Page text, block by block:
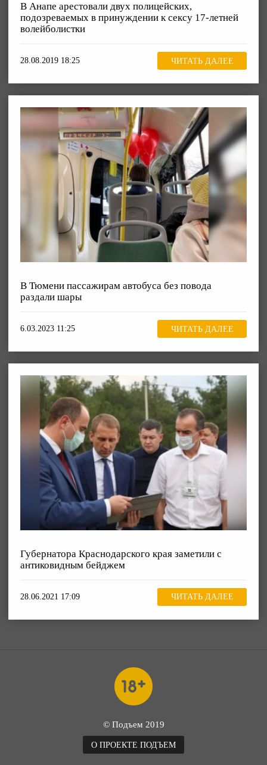
В Анапе арестовали двух полицейских,
подозреваемых в принуждении к сексу 17-летней
волейболистки
28.08.2019 18:25 ЧИТАТЬ ДАЛЕЕ
В Тюмени пассажирам автобуса без повода
раздали шары
6.03.2023 11:25 ЧИТАТЬ ДАЛЕЕ
Губернатора Краснодарского края заметили с
антиковидным бейджем
28.06.2021 17:09 ЧИТАТЬ ДАЛЕЕ
© Подъем 2019
О ПРОЕКТЕ ПОДЪЕМ